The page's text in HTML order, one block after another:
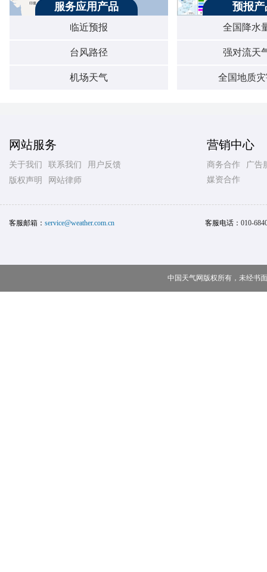
服务应用产品
临近预报
台风路径
机场天气
预报产
全国降水
强对流天
全国地质
网站服务
关于我们 联系我们
用户反馈
版权声明
网站律师
营销中心
商务合作
广告
媒资合作
客服邮箱： service@weather.com.cn 客服电话： 010-
中国天气网版权所有，未经